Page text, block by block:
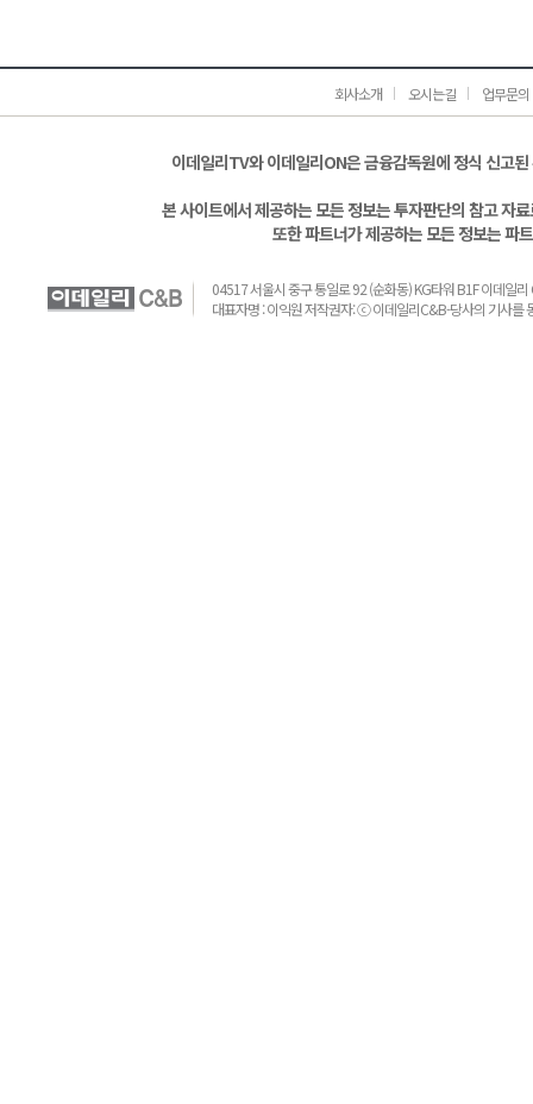
회사소개 오시는길 업무문의
이데일리TV와 이데일리ON은 금융감독원에 정식 신고
본 사이트에서 제공하는 모든 정보는 투자판단의 참고 자
또한 파트너가 제공하는 모든 정보는 파
04517 서울시 중구 통일로 92 (순화동) KG타워 B1F 이데일
대표자명 : 이익원 저작권자: ⓒ 이데일리C&B-당사의 기사를